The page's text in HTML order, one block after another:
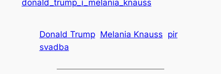
Donald Trump Melania Knauss pir
svadba